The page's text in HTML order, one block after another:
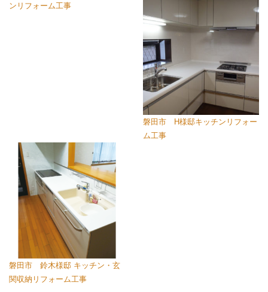
ンリフォーム工事
磐田市 H様邸キッチンリフォー
ム工事
磐田市 鈴木様邸 キッチン・玄
関収納リフォーム工事